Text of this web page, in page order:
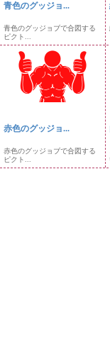
青色のグッジョ...
青色のグッジョブで合図する
ピクト...
赤色のグッジョ...
赤色のグッジョブで合図する
ピクト...